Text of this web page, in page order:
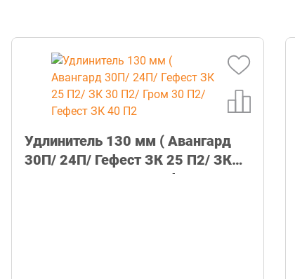
Удлинитель 130 мм ( Авангард
30П/ 24П/ Гефест ЗК 25 П2/ ЗК
30 П2/ Гром 30 П2/ Гефест ЗК 40